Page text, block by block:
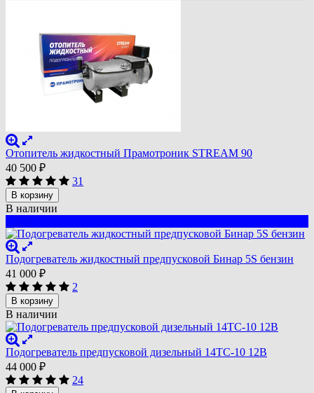
Отопитель жидкостный Прамотроник STREAM 90
40 500 ₽
31
В корзину
В наличии
Подогреватель жидкостный предпусковой Бинар 5S бензин
41 000 ₽
2
В корзину
В наличии
Подогреватель предпусковой дизельный 14ТС-10 12В
44 000 ₽
24